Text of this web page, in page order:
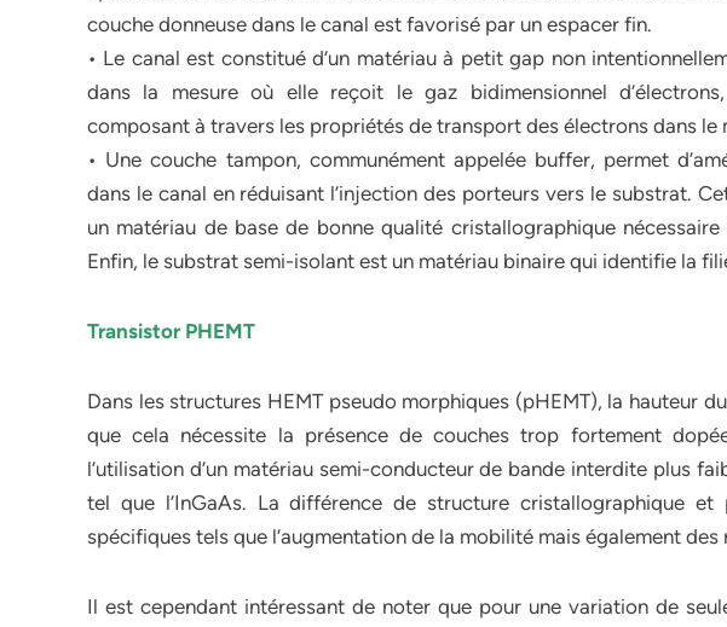
couche donneuse dans le canal est favorisé par un espacer fin.
• Le canal est constitué d’un matériau à petit gap non
dans la mesure où elle reçoit le gaz bidimensionnel
composant à travers les propriétés de transport des électrons dans le
• Une couche tampon, communément appelée buffer, permet
dans le canal en réduisant l’injection des porteurs vers le substrat.
un matériau de base de bonne qualité cristallographique
Enfin, le substrat semi-isolant est un matériau binaire qui identifie la
Transistor PHEMT
Dans les structures HEMT pseudo morphiques (pHEMT), la hauteur
que cela nécessite la présence de couches trop fortement
l’utilisation d’un matériau semi-conducteur de bande interdite plus
tel que l’InGaAs. La différence de structure cristallographique et
spécifiques tels que l’augmentation de la mobilité mais également
Il est cependant intéressant de noter que pour une variation de